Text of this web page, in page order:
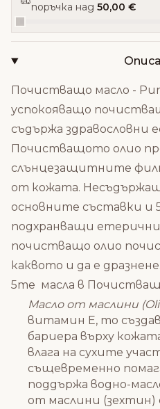
поръчка над 50,00 €
Почистващо масло -
успокояващо
съдържа здравословни
Почистващото олио
слънцезащитните
от кожата.
основните съставки и
подхранващи етерични
почистващо олио
каквото и да е дразнене.
5те масла в
Масло от маслини
витамин Е, то
бариера върху
влага на сухите
същевременно
поддържа водно-
от маслини